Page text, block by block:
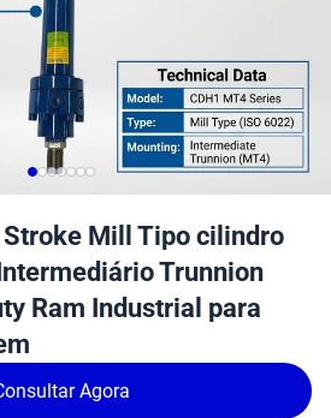
Stroke Mill Tipo cilindro
Trunnion
Ram Industrial para
Agora